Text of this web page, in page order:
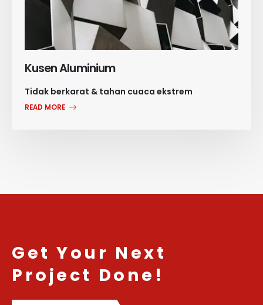
Kusen Aluminium
Tidak berkarat & tahan cuaca ekstrem
READ MORE
Get Your Next
Project Done!